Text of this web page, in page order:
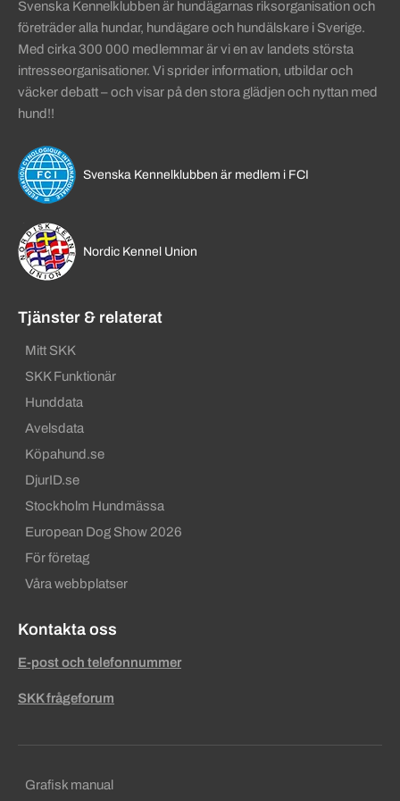
Svenska Kennelklubben är hundägarnas riksorganisation och
företräder alla hundar, hundägare och hundälskare i Sverige.
Med cirka 300 000 medlemmar är vi en av landets största
intresseorganisationer. Vi sprider information, utbildar och
väcker debatt – och visar på den stora glädjen och nyttan med
hund!!
Svenska Kennelklubben är medlem i FCI
Nordic Kennel Union
Tjänster & relaterat
Mitt SKK
SKK Funktionär
Hunddata
Avelsdata
Köpahund.se
DjurID.se
Stockholm Hundmässa
European Dog Show 2026
För företag
Våra webbplatser
Kontakta oss
E-post och telefonnummer
SKK frågeforum
Sekundära sidfotslänkar
Grafisk manual